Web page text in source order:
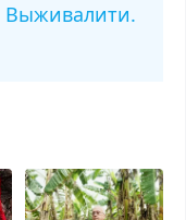
Выживалити.